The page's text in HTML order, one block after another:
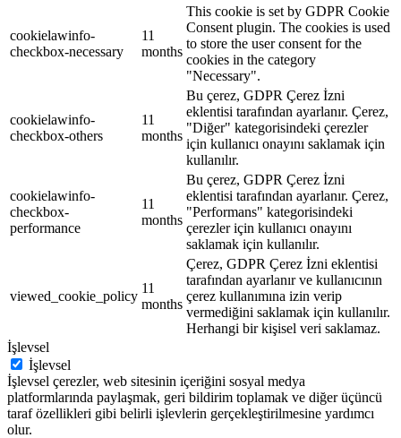
cookielawinfo-
checkbox-necessary
11
months
This cookie is set by GDPR Cookie
Consent plugin. The cookies is used
to store the user consent for the
cookies in the category
"Necessary".
cookielawinfo-
checkbox-others
11
months
Bu çerez, GDPR Çerez İzni
eklentisi tarafından ayarlanır. Çerez,
"Diğer" kategorisindeki çerezler
için kullanıcı onayını saklamak için
kullanılır.
cookielawinfo-
checkbox-
performance
11
months
Bu çerez, GDPR Çerez İzni
eklentisi tarafından ayarlanır. Çerez,
"Performans" kategorisindeki
çerezler için kullanıcı onayını
saklamak için kullanılır.
viewed_cookie_policy
11
months
Çerez, GDPR Çerez İzni eklentisi
tarafından ayarlanır ve kullanıcının
çerez kullanımına izin verip
vermediğini saklamak için kullanılır.
Herhangi bir kişisel veri saklamaz.
İşlevsel
İşlevsel
İşlevsel çerezler, web sitesinin içeriğini sosyal medya
platformlarında paylaşmak, geri bildirim toplamak ve diğer üçüncü
taraf özellikleri gibi belirli işlevlerin gerçekleştirilmesine yardımcı
olur.